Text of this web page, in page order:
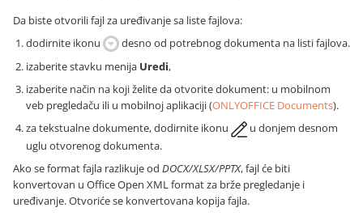
Da biste otvorili fajl za uređivanje sa liste fajlova:
dodirnite ikonu
desno od potrebnog dokumenta na listi fajlova.
izaberite stavku menija Uredi,
izaberite način na koji želite da otvorite dokument: u mobilnom
veb pregledaču ili u mobilnoj aplikaciji (ONLYOFFICE Documents).
za tekstualne dokumente, dodirnite ikonu
u donjem desnom
uglu otvorenog dokumenta.
Ako se format fajla razlikuje od DOCX/XLSX/PPTX, fajl će biti
konvertovan u Office Open XML format za brže pregledanje i
uređivanje. Otvoriće se konvertovana kopija fajla.